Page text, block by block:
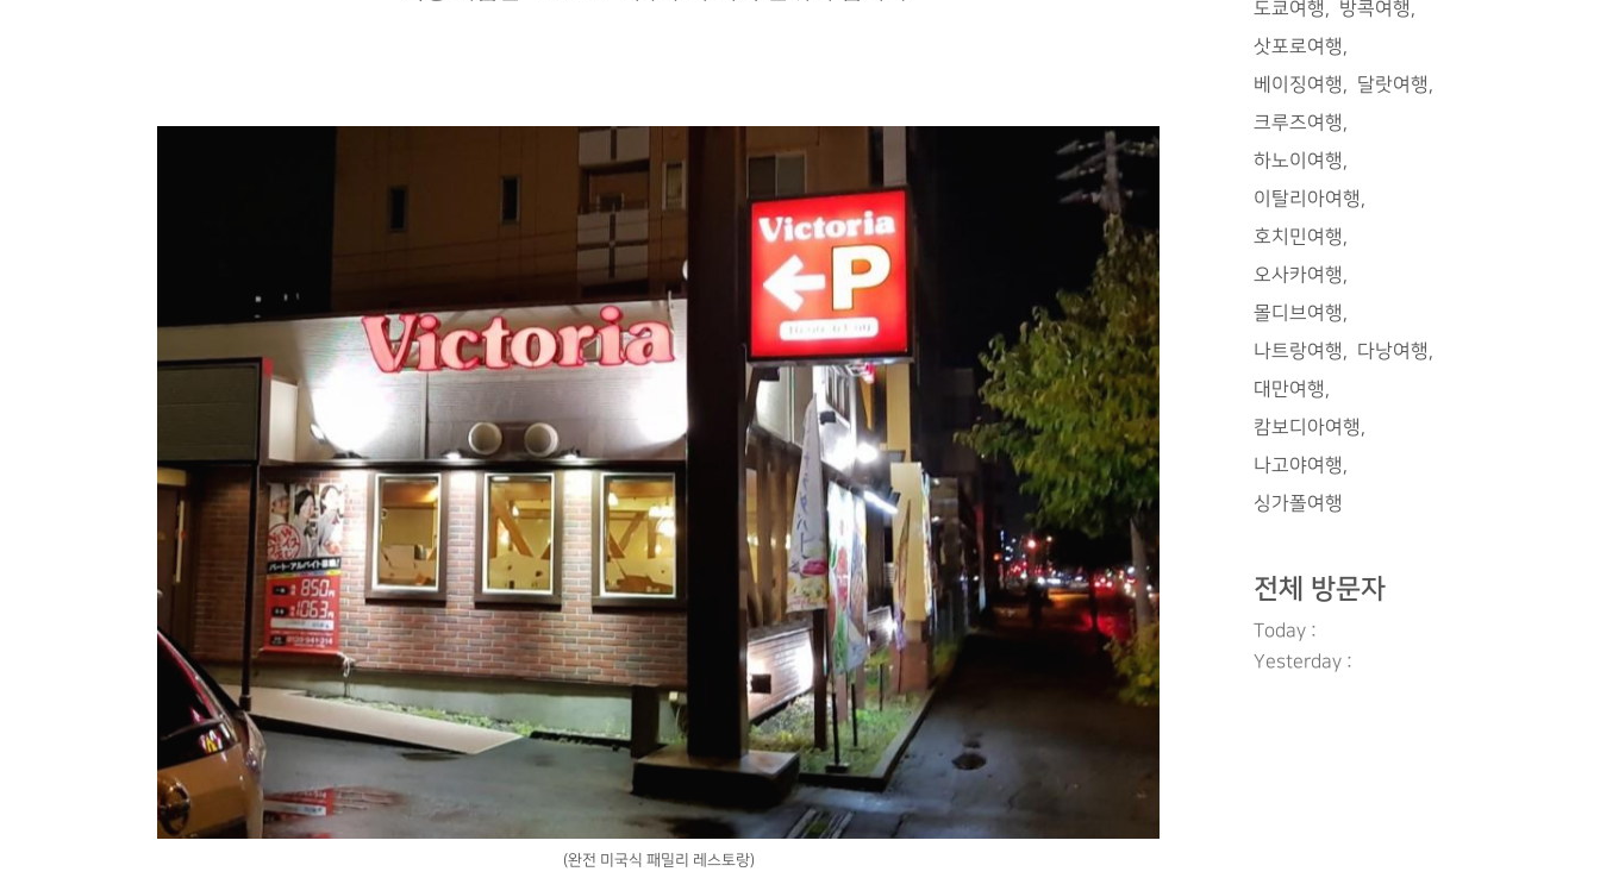
(완전 미국식 패밀리 레스토랑)
도쿄여행
방콕여행
삿포로여행
베이징여행
달랏여행
크루즈여행
하노이여행
이탈리아여행
호치민여행
오사카여행
몰디브여행
나트랑여행
다낭여행
대만여행
캄보디아여행
나고야여행
싱가폴여행
전체 방문자
Today :
Yesterday :